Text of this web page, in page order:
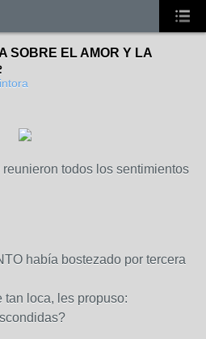
EL AMOR Y LA
todos los sentimientos
había bostezado por tercera
tan loca, les propuso: